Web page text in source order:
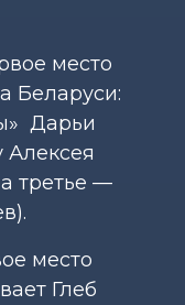
место
Беларуси:
Дарьи
Алексея
третье —
место
Глеб